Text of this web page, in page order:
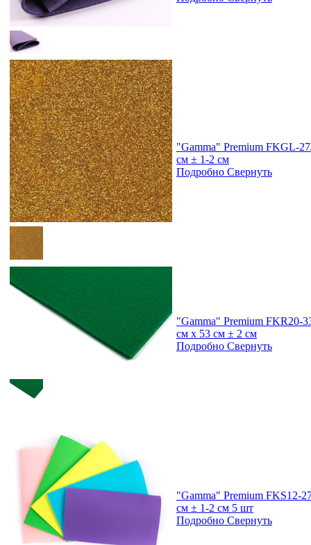
"Gamma" Premium FKGL-
см ± 1-2 см
Подробно Свернуть
"Gamma" Premium FKR20-
см х 53 см ± 2 см
Подробно Свернуть
"Gamma" Premium FKS12-
см ± 1-2 см 5 шт
Подробно Свернуть